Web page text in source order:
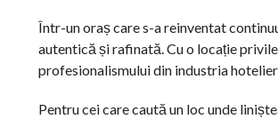
Într-un oraș care s-a reinventat
autentică și rafinată. Cu o locație
profesionalismului din industria
Pentru cei care caută un loc unde